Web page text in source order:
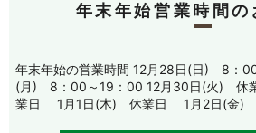
年末年始営業時間の
年末年始の営業時間 12月28日(日) 8：
(月) 8：00～19：00 12月30日(火) 休
業日 1月1日(木) 休業日 1月2日(金